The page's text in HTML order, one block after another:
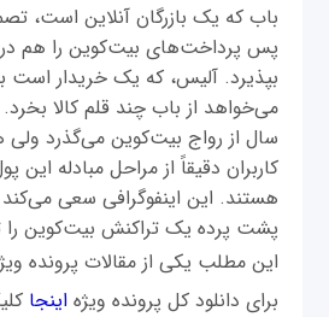
باب که يک بازرگان آنلاين است،
پس پرداخت‌های بيت‌کوين را هم
بپذيرد. آليس، که يک خريدار است
می‌خواهد از باب چند قلم کالا
سال از رواج بیت‌کوین می‌گذرد ولی
کاربران دقیقاً از مراحل مبادله این
هستند. این اینفوگرافی سعی می‌کند
پشت پرده یک تراکنش بیت‌کوین را
این مطلب یکی از مقالات پرونده
برای دانلود کل پرونده ویژهاینجا